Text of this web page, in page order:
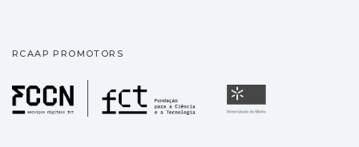
RCAAP PROMOTORS
Fundação para a